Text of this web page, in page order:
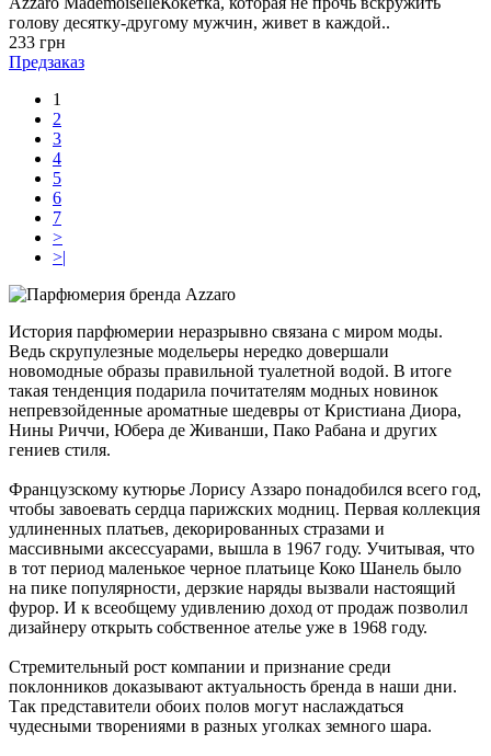
голову десятку-другому мужчин, живет в каждой..
233 грн
Предзаказ
1
2
3
4
5
6
7
>
>|
История парфюмерии неразрывно связана с миром моды.
Ведь скрупулезные модельеры нередко довершали
новомодные образы правильной туалетной водой. В итоге
такая тенденция подарила почитателям модных новинок
непревзойденные ароматные шедевры от Кристиана Диора,
Нины Риччи, Юбера де Живанши, Пако Рабана и других
гениев стиля.
Французскому кутюрье Лорису Аззаро понадобился всего год,
чтобы завоевать сердца парижских модниц. Первая коллекция
удлиненных платьев, декорированных стразами и
массивными аксессуарами, вышла в 1967 году. Учитывая, что
в тот период маленькое черное платьице Коко Шанель было
на пике популярности, дерзкие наряды вызвали настоящий
фурор. И к всеобщему удивлению доход от продаж позволил
дизайнеру открыть собственное ателье уже в 1968 году.
Стремительный рост компании и признание среди
поклонников доказывают актуальность бренда в наши дни.
Так представители обоих полов могут наслаждаться
чудесными творениями в разных уголках земного шара.